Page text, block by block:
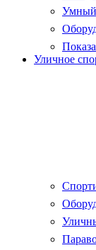
Умный
Уличное